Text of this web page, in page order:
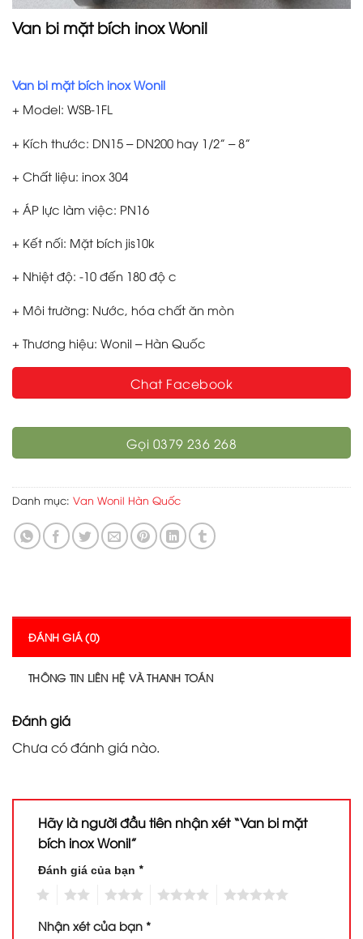
Van bi mặt bích inox Wonil
Van bi mặt bích inox Wonil
+ Model: WSB-1FL
+ Kích thước: DN15 – DN200 hay 1/2” – 8”
+ Chất liệu: inox 304
+ ÁP lực làm việc: PN16
+ Kết nối: Mặt bích jis10k
+ Nhiệt độ: -10 đến 180 độ c
+ Môi trường: Nước, hóa chất ăn mòn
+ Thương hiệu: Wonil – Hàn Quốc
Chat Facebook
Gọi 0379 236 268
Danh mục: Van Wonil Hàn Quốc
ĐÁNH GIÁ (0)
THÔNG TIN LIÊN HỆ VÀ THANH TOÁN
Đánh giá
Chưa có đánh giá nào.
Hãy là người đầu tiên nhận xét “Van bi mặt
bích inox Wonil”
Đánh giá của bạn *
Nhận xét của bạn *